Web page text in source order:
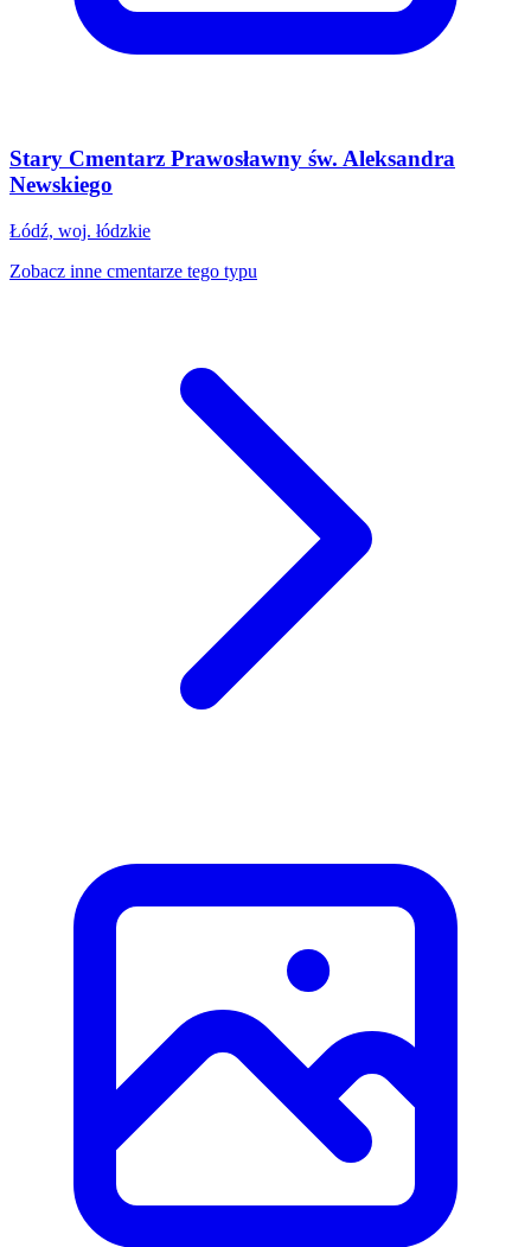
Stary Cmentarz Prawosławny św. Aleksandra
Newskiego
Łódź, woj. łódzkie
Zobacz inne cmentarze tego typu